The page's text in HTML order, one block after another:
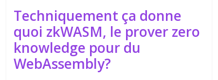
Techniquement ça donne
quoi zkWASM, le prover zero
knowledge pour du
WebAssembly?